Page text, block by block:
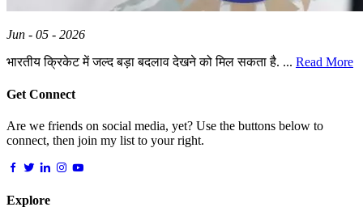
Jun - 05 - 2026
भारतीय क्रिकेट में जल्द बड़ा बदलाव देखने को मिल सकता है. ... Read More
Get Connect
Are we friends on social media, yet? Use the buttons below to
connect, then join my list to your right.
Explore